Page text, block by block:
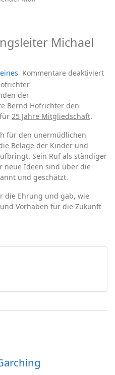
Michael
Kommentare deaktiviertfür
der
Bernd Hofrichter den
25 Jahre Mitgliedschaft.
für den unermüdlichen
Belage der Kinder und
Sein Ruf als ständiger
neue Ideen sind über die
und geschätzt.
die Ehrung und gab, wie
Vorhaben für die Zukunft